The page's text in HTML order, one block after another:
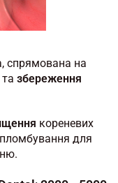
спрямована на
збереження
кореневих
пломбування для